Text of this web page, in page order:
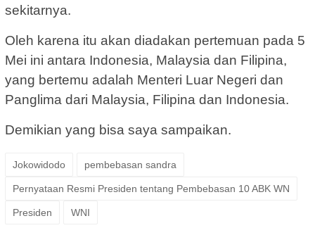
sekitarnya.
Oleh karena itu akan diadakan pertemuan pada 5
Mei ini antara Indonesia, Malaysia dan Filipina,
yang bertemu adalah Menteri Luar Negeri dan
Panglima dari Malaysia, Filipina dan Indonesia.
Demikian yang bisa saya sampaikan.
Jokowidodo pembebasan sandra
Pernyataan Resmi Presiden tentang Pembebasan 10 ABK WN
Presiden WNI